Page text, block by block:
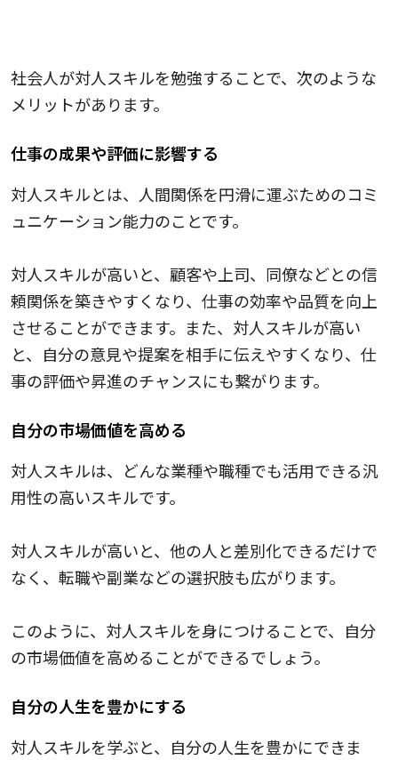
社会人が対人スキルを勉強することで、次のような
メリットがあります。
仕事の成果や評価に影響する
対人スキルとは、人間関係を円滑に運ぶためのコミ
ュニケーション能力のことです。
対人スキルが高いと、顧客や上司、同僚などとの信
頼関係を築きやすくなり、仕事の効率や品質を向上
させることができます。また、対人スキルが高い
と、自分の意見や提案を相手に伝えやすくなり、仕
事の評価や昇進のチャンスにも繋がります。
自分の市場価値を高める
対人スキルは、どんな業種や職種でも活用できる汎
用性の高いスキルです。
対人スキルが高いと、他の人と差別化できるだけで
なく、転職や副業などの選択肢も広がります。
このように、対人スキルを身につけることで、自分
の市場価値を高めることができるでしょう。
自分の人生を豊かにする
対人スキルを学ぶと、自分の人生を豊かにできま